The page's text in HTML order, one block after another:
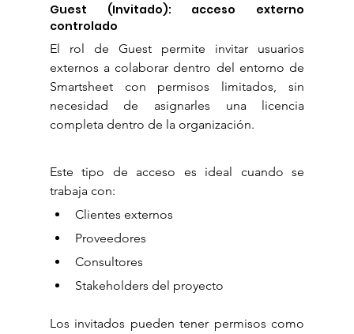
Guest (Invitado): acceso externo
controlado
El rol de Guest permite invitar usuarios
externos a colaborar dentro del entorno de
Smartsheet con permisos limitados, sin
necesidad de asignarles una licencia
completa dentro de la organización.
Este tipo de acceso es ideal cuando se
trabaja con:
Clientes externos
Proveedores
Consultores
Stakeholders del proyecto
Los invitados pueden tener permisos como